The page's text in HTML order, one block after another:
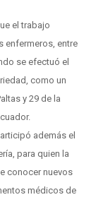
el trabajo
enfermeros, entre
se efectuó el
como un
y 29 de la
además el
para quien la
conocer nuevos
médicos de